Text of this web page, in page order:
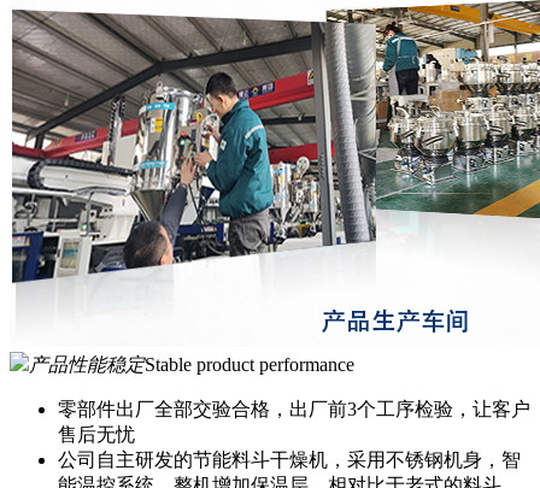
产品性能稳定Stable product performance
零部件出厂全部交验合格，出厂前3个工序检验，让客户
售后无忧
公司自主研发的节能料斗干燥机，采用不锈钢机身，智